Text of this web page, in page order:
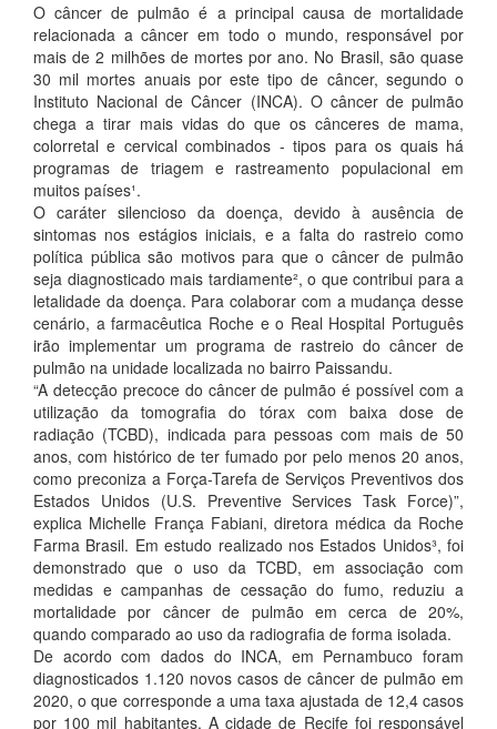
O câncer de pulmão é a principal causa de mortalidade
relacionada a câncer em todo o mundo, responsável por
mais de 2 milhões de mortes por ano. No Brasil, são quase
30 mil mortes anuais por este tipo de câncer, segundo o
Instituto Nacional de Câncer (INCA). O câncer de pulmão
chega a tirar mais vidas do que os cânceres de mama,
colorretal e cervical combinados - tipos para os quais há
programas de triagem e rastreamento populacional em
muitos países¹.
O caráter silencioso da doença, devido à ausência de
sintomas nos estágios iniciais, e a falta do rastreio como
política pública são motivos para que o câncer de pulmão
seja diagnosticado mais tardiamente², o que contribui para a
letalidade da doença. Para colaborar com a mudança desse
cenário, a farmacêutica Roche e o Real Hospital Português
irão implementar um programa de rastreio do câncer de
pulmão na unidade localizada no bairro Paissandu.
“A detecção precoce do câncer de pulmão é possível com a
utilização da tomografia do tórax com baixa dose de
radiação (TCBD), indicada para pessoas com mais de 50
anos, com histórico de ter fumado por pelo menos 20 anos,
como preconiza a Força-Tarefa de Serviços Preventivos dos
Estados Unidos (U.S. Preventive Services Task Force)”,
explica Michelle França Fabiani, diretora médica da Roche
Farma Brasil. Em estudo realizado nos Estados Unidos³, foi
demonstrado que o uso da TCBD, em associação com
medidas e campanhas de cessação do fumo, reduziu a
mortalidade por câncer de pulmão em cerca de 20%,
quando comparado ao uso da radiografia de forma isolada.
De acordo com dados do INCA, em Pernambuco foram
diagnosticados 1.120 novos casos de câncer de pulmão em
2020, o que corresponde a uma taxa ajustada de 12,4 casos
por 100 mil habitantes. A cidade de Recife foi responsável